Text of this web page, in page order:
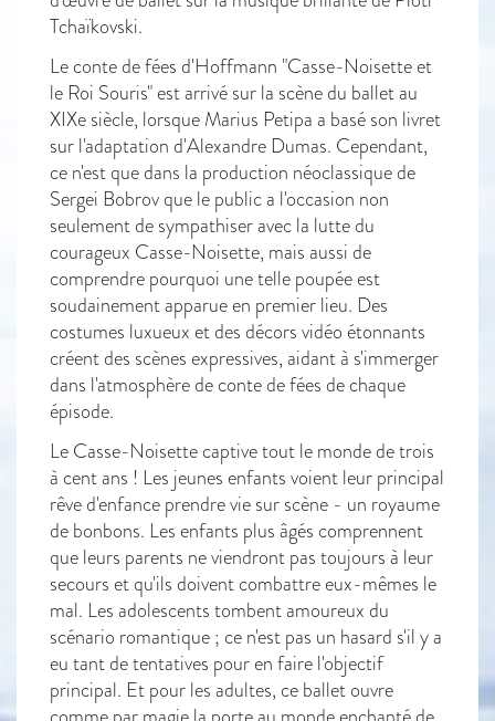
Tchaïkovski.
Le conte de fées d'Hoffmann "Casse-Noisette et
le Roi Souris" est arrivé sur la scène du ballet au
XIXe siècle, lorsque Marius Petipa a basé son livret
sur l'adaptation d'Alexandre Dumas. Cependant,
ce n'est que dans la production néoclassique de
Sergei Bobrov que le public a l'occasion non
seulement de sympathiser avec la lutte du
courageux Casse-Noisette, mais aussi de
comprendre pourquoi une telle poupée est
soudainement apparue en premier lieu. Des
costumes luxueux et des décors vidéo étonnants
créent des scènes expressives, aidant à s'immerger
dans l'atmosphère de conte de fées de chaque
épisode.
Le Casse-Noisette captive tout le monde de trois
à cent ans ! Les jeunes enfants voient leur principal
rêve d'enfance prendre vie sur scène - un royaume
de bonbons. Les enfants plus âgés comprennent
que leurs parents ne viendront pas toujours à leur
secours et qu'ils doivent combattre eux-mêmes le
mal. Les adolescents tombent amoureux du
scénario romantique ; ce n'est pas un hasard s'il y a
eu tant de tentatives pour en faire l'objectif
principal. Et pour les adultes, ce ballet ouvre